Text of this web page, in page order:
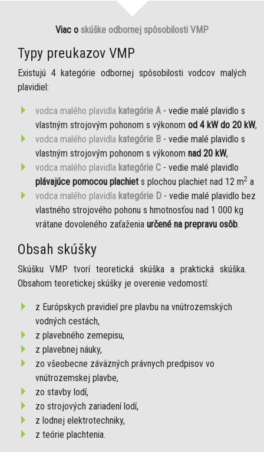
Viac o skúške odbornej spôsobilosti VMP
Typy preukazov VMP
Existujú 4 kategórie odbornej spôsobilosti vodcov malých
plavidiel:
vodca malého plavidla kategórie A - vedie malé plavidlo s
vlastným strojovým pohonom s výkonom od 4 kW do 20 kW,
vodca malého plavidla kategórie B - vedie malé plavidlo s
vlastným strojovým pohonom s výkonom nad 20 kW,
vodca malého plavidla kategórie C - vedie malé plavidlo
plávajúce pomocou plachiet s plochou plachiet nad 12 m2 a
vodca malého plavidla kategórie D - vedie malé plavidlo bez
vlastného strojového pohonu s hmotnosťou nad 1 000 kg
vrátane dovoleného zaťaženia určené na prepravu osôb.
Obsah skúšky
Skúšku VMP tvorí teoretická skúška a praktická skúška.
Obsahom teoretickej skúšky je overenie vedomostí:
z Európskych pravidiel pre plavbu na vnútrozemských
vodných cestách,
z plavebného zemepisu,
z plavebnej náuky,
zo všeobecne záväzných právnych predpisov vo
vnútrozemskej plavbe,
zo stavby lodí,
zo strojových zariadení lodí,
z lodnej elektrotechniky,
z teórie plachtenia.